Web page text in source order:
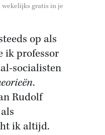
gratis in je
op als
ik professor
socialisten
.
Rudolf
ik altijd.